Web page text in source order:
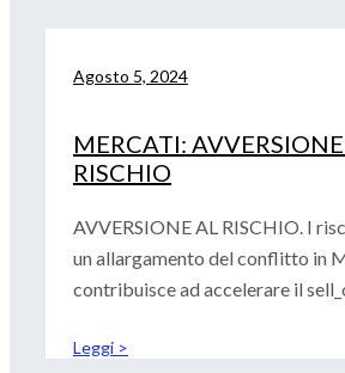
Agosto 5, 2024
MERCATI:
RISCHIO
AVVERSIONE AL RISCHIO. I
un allargamento del conflitto in
contribuisce ad accelerare il
Leggi >